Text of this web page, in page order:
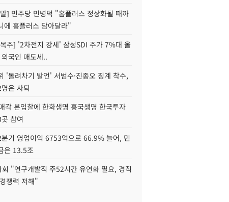
] 민주당 민병덕 "홈플러스 정상화될 때까
에 홈플러스 담아달라"
주] '2차전지 강세' 삼성SDI 주가 7%대 올
국인 매도세..
'돌려차기 발언' 서범수·진종오 징계 착수,
은 사퇴
각 본입찰에 한화생명 흥국생명 한국투자
참여
분기 영업이익 6753억으로 66.9% 늘어, 민
은 13.5조
회 "연구개발직 주52시간 유연화 필요, 경직
쟁력 저해"